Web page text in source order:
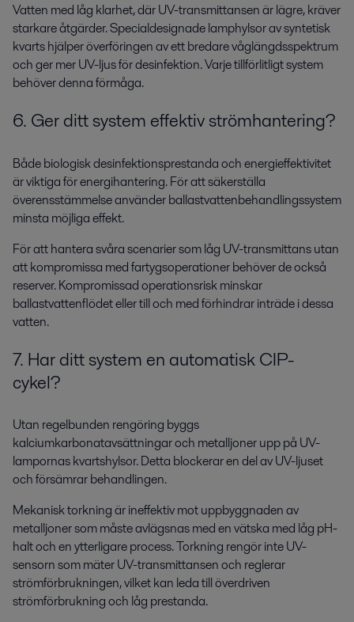
Vatten med låg klarhet, där UV-transmittansen är lägre, kräver
starkare åtgärder. Specialdesignade lamphylsor av syntetisk
kvarts hjälper överföringen av ett bredare våglängdsspektrum
och ger mer UV-ljus för desinfektion. Varje tillförlitligt system
behöver denna förmåga.
6. Ger ditt system effektiv strömhantering?
Både biologisk desinfektionsprestanda och energieffektivitet
är viktiga för energihantering. För att säkerställa
överensstämmelse använder ballastvattenbehandlingssystem
minsta möjliga effekt.
För att hantera svåra scenarier som låg UV-transmittans utan
att kompromissa med fartygsoperationer behöver de också
reserver. Kompromissad operationsrisk minskar
ballastvattenflödet eller till och med förhindrar inträde i dessa
vatten.
7. Har ditt system en automatisk CIP-
cykel?
Utan regelbunden rengöring byggs
kalciumkarbonatavsättningar och metalljoner upp på UV-
lampornas kvartshylsor. Detta blockerar en del av UV-ljuset
och försämrar behandlingen.
Mekanisk torkning är ineffektiv mot uppbyggnaden av
metalljoner som måste avlägsnas med en vätska med låg pH-
halt och en ytterligare process. Torkning rengör inte UV-
sensorn som mäter UV-transmittansen och reglerar
strömförbrukningen, vilket kan leda till överdriven
strömförbrukning och låg prestanda.